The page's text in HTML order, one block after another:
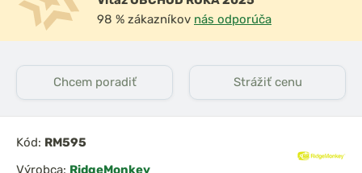
98 % zákazníkov nás odporúča
Chcem poradiť Strážiť cenu
Kód: RM595
Výrobca: RidgeMonkey